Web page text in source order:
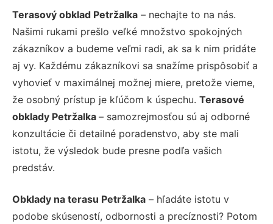
Terasový obklad Petržalka – nechajte to na nás.
Našimi rukami prešlo veľké množstvo spokojných
zákazníkov a budeme veľmi radi, ak sa k nim pridáte
aj vy. Každému zákazníkovi sa snažíme prispôsobiť a
vyhovieť v maximálnej možnej miere, pretože vieme,
že osobný prístup je kľúčom k úspechu. Terasové
obklady Petržalka – samozrejmosťou sú aj odborné
konzultácie či detailné poradenstvo, aby ste mali
istotu, že výsledok bude presne podľa vašich
predstáv.
Obklady na terasu Petržalka – hľadáte istotu v
podobe skúseností, odbornosti a precíznosti? Potom